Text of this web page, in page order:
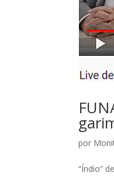
por
“Índio”